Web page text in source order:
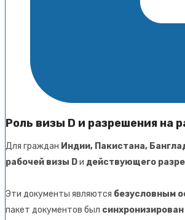
Роль визы D и разрешения на
Для граждан Индии, Пакистана,
рабочей визы Dи действующего
Эти документы являются безусловным
пакет документов был синхронизирован